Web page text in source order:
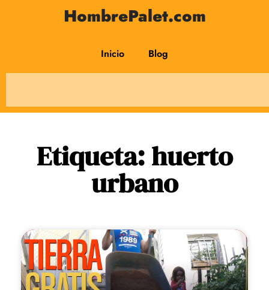
HombrePalet.com
Inicio Blog
Etiqueta: huerto
urbano